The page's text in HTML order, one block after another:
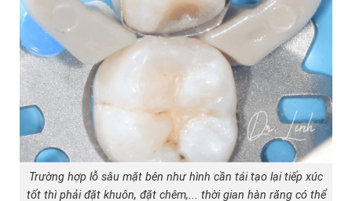
Trường hợp lỗ sâu mặt bên như hình cần tái tạo lại tiếp xúc
tốt thì phải đặt khuôn, đặt chêm,... thời gian hàn răng có thể